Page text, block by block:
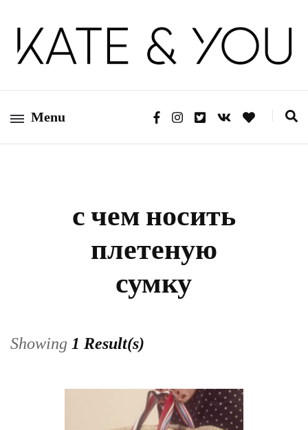
Kate&You
Menu
с чем носить
плетеную
сумку
Showing 1 Result(s)